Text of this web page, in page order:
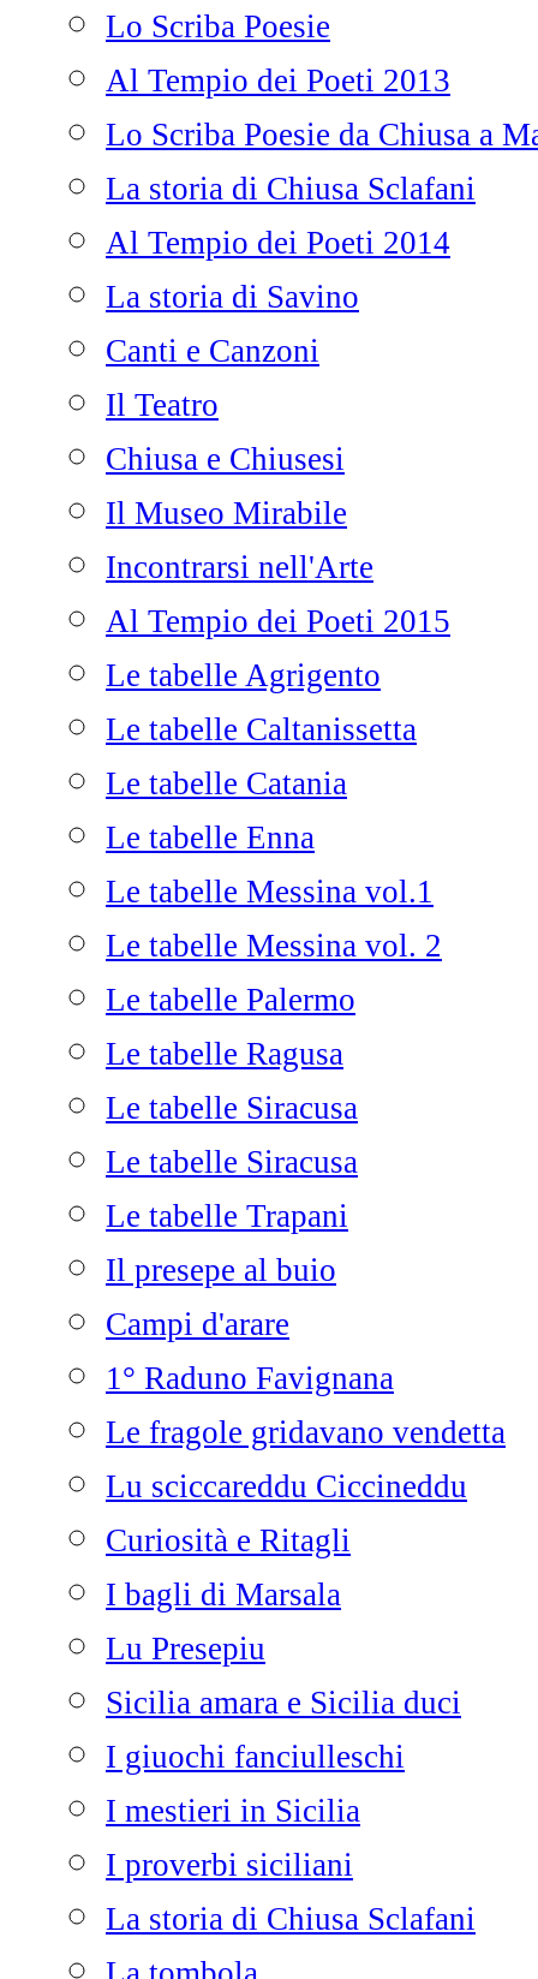
Lo Scriba Poesie
Al Tempio dei Poeti 2013
Lo Scriba Poesie da Chiusa a
La storia di Chiusa Sclafani
Al Tempio dei Poeti 2014
La storia di Savino
Canti e Canzoni
Il Teatro
Chiusa e Chiusesi
Il Museo Mirabile
Incontrarsi nell'Arte
Al Tempio dei Poeti 2015
Le tabelle Agrigento
Le tabelle Caltanissetta
Le tabelle Catania
Le tabelle Enna
Le tabelle Messina vol.1
Le tabelle Messina vol. 2
Le tabelle Palermo
Le tabelle Ragusa
Le tabelle Siracusa
Le tabelle Siracusa
Le tabelle Trapani
Il presepe al buio
Campi d'arare
1° Raduno Favignana
Le fragole gridavano vendetta
Lu sciccareddu Ciccineddu
Curiosità e Ritagli
I bagli di Marsala
Lu Presepiu
Sicilia amara e Sicilia duci
I giuochi fanciulleschi
I mestieri in Sicilia
I proverbi siciliani
La storia di Chiusa Sclafani